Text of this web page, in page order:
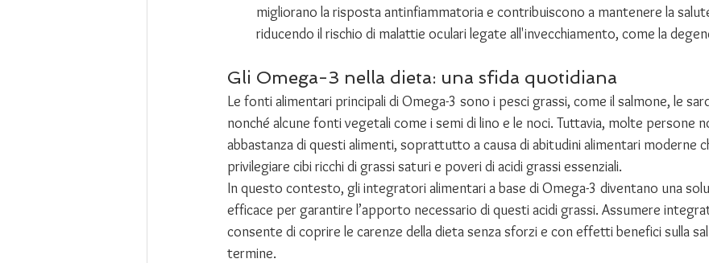
migliorano la risposta antinfiammatoria e contribuiscono a mantenere la
riducendo il rischio di malattie oculari legate all'invecchiamento, come la
Gli Omega-3 nella dieta: una sfida quotidiana
Le fonti alimentari principali di Omega-3 sono i pesci grassi, come il salmone, le
nonché alcune fonti vegetali come i semi di lino e le noci. Tuttavia, molte persone
abbastanza di questi alimenti, soprattutto a causa di abitudini alimentari moderne
privilegiare cibi ricchi di grassi saturi e poveri di acidi grassi essenziali.
In questo contesto, gli integratori alimentari a base di Omega-3 diventano una
efficace per garantire l’apporto necessario di questi acidi grassi. Assumere
consente di coprire le carenze della dieta senza sforzi e con effetti benefici sulla
termine.